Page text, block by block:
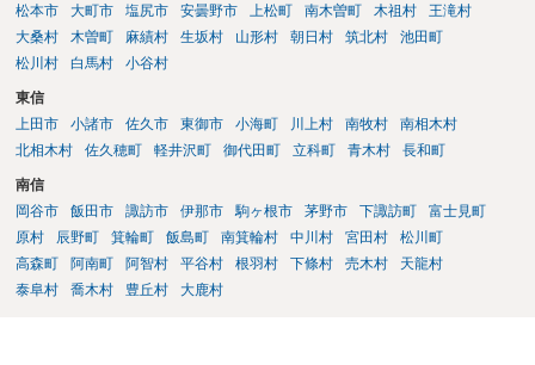
松本市
大町市 塩尻市 安曇野市 上松町 南木曽町 木祖村
王滝村
大桑村
木曽町 麻績村 生坂村 山形村 朝日村 筑北村
池田町
松川村
白馬村 小谷村
東信
上田市
小諸市 佐久市 東御市 小海町 川上村 南牧村
南相木村
北相木村
佐久穂町 軽井沢町 御代田町 立科町 青木村 長和町
南信
岡谷市
飯田市 諏訪市 伊那市 駒ヶ根市 茅野市 下諏訪町
富士見町
原村
辰野町 箕輪町 飯島町 南箕輪村 中川村 宮田村
松川町
高森町
阿南町 阿智村 平谷村 根羽村 下條村 売木村
天龍村
泰阜村
喬木村 豊丘村 大鹿村